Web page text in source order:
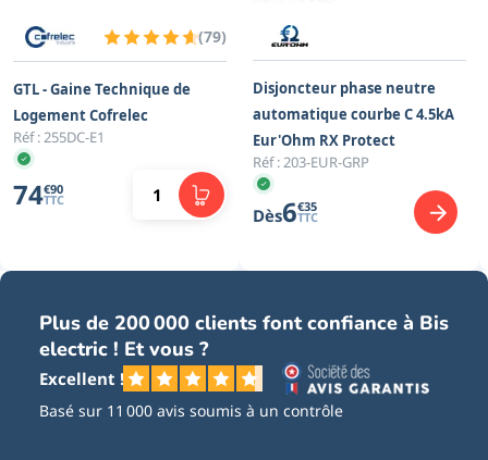
(79)
GTL - Gaine Technique de
Logement Cofrelec
Réf :255DC-E1
74€90
TTC
Disjoncteur phase neutre
automatique courbe C 4.5kA
Eur'Ohm RX Protect
Réf :203-EUR-GRP
Dès6€35
TTC
Plus de 200 000 clients font confiance à Bis
electric ! Et vous ?
Excellent !
Basé sur 11 000 avis soumis à un contrôle